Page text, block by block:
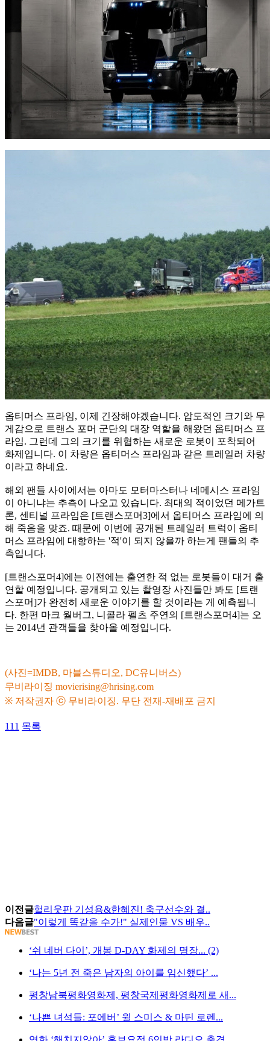
옵티머스 프라임, 이제 긴장해야겠습니다. 압도적인 크기와 무
게감으로 트랜스 포머 군단의 대장 역할을 해왔던 옵티머스 프
라임. 그런데 그의 크기를 위협하는 새로운 로봇이 포착되어
화제입니다. 이 차량은 옵티머스 프라임과 같은 트레일러 차량
이라고 하네요.
해외 팬들 사이에서는 아마도 모터마스터나 네메시스 프라임
이 아니냐는 추측이 나오고 있습니다. 최대의 적이었던 메가트
론, 센티널 프라임은 [트랜스포머3]에서 옵티머스 프라임에 의
해 죽음을 맞죠. 때문에 이번에 공개된 트레일러 트럭이 옵티
머스 프라임에 대항하는 '적'이 되지 않을까 하는게 팬들의 추
측입니다.
[트랜스포머4]에는 이전에는 출연한 적 없는 로봇들이 대거 출
연할 예정입니다. 공개되고 있는 촬영장 사진들만 봐도 [트랜
스포머]가 완전히 새로운 이야기를 할 것이라는 게 예측됩니
다. 한편 마크 월버그, 니콜라 펠츠 주연의 [트랜스포머4]는 오
는 2014년 관객들을 찾아올 예정입니다.
(사진=IMDB, 마블스튜디오, DC유니버스)
무비라이징 movierising@hrising.com
※ 저작권자 ⓒ 무비라이징. 무단 전재-재배포 금지
111 목록
이전글헐리웃판 기성용&한혜진! 축구선수와 결..
다음글"이렇게 똑같을 수가!" 실제인물 VS 배우..
‘쉬 네버 다이’, 개봉 D-DAY 화제의 명장... (2)
‘나는 5년 전 죽은 남자의 아이를 임신했다’ ...
평창남북평화영화제, 평창국제평화영화제로 새...
‘나쁜 녀석들: 포에버’ 윌 스미스 & 마틴 로렌...